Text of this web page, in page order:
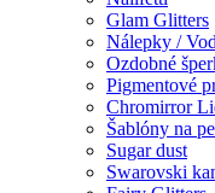
Glam Glitters
Nálepky /
Ozdobné
Pigmentové
Chromirror
Šablóny na
Sugar dust
Swarovski